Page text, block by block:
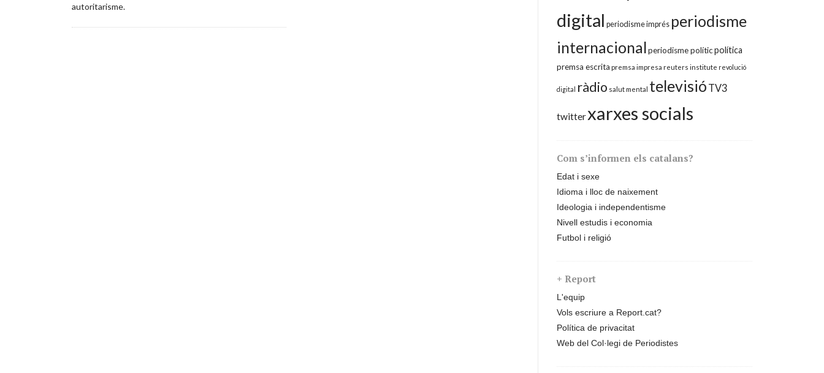
autoritarisme.
digital periodisme imprés periodisme
internacionalperiodisme políticpolítica
premsa escrita premsa impresa reuters institute revolució
digital ràdio salut mental televisió TV3
twitterxarxes socials
Com s’informen els catalans?
Edat i sexe
Idioma i lloc de naixement
Ideologia i independentisme
Nivell estudis i economia
Futbol i religió
+ Report
L'equip
Vols escriure a Report.cat?
Política de privacitat
Web del Col·legi de Periodistes